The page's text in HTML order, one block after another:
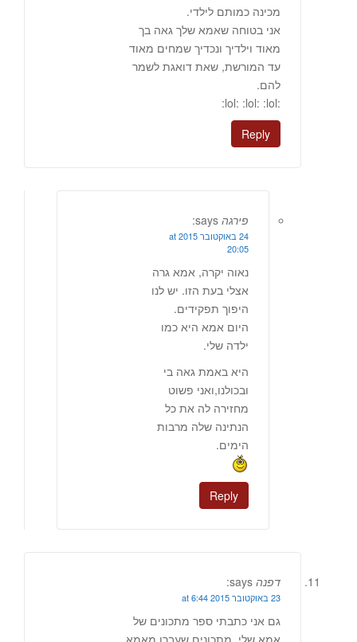
מכינה כמותם לילדי.
אני בטוחה שאמא שלך גאה בך
מאוד וילדיך ונכדיך שמחים מאוד
עד המורשת, שאת דואגת לשמר
להם.
:lol: :lol: :lol:
Reply
פירגה says:
24 באוקטובר 2015 at
20:05
נאוה יקרה, אמא גרה
אצלי בעת הזו. יש לנו
היפוך תפקידים.
היום אמא היא כמו
ילדה שלי.
היא באמת גאה בי
ובכולנו,ואני פשוט
מחזירה לה את כל
הנתינה שלה מרבות
הימים.
Reply
דפנה says:
23 באוקטובר 2015 at 6:44
גם אני כתבתי ספר מתכונים של
אמא שלי. מתכונים שעברו מאמא